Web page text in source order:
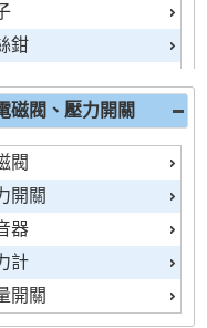
開關
開關
開關
開關
7天TIMER
器
定TIMER
鉗
鉗
筆
工具幫浦
箱、工具袋
棒
磁閥、壓力開關
閥
開關
器
計
開關